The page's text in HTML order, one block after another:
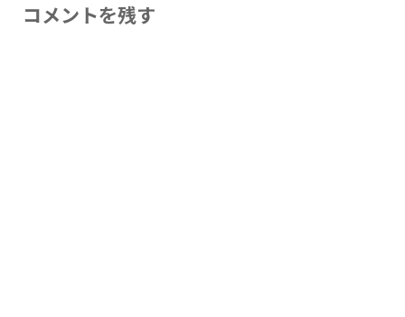
コメントを残す